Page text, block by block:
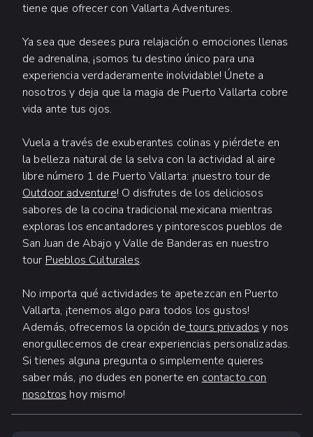
tiene que ofrecer con Vallarta Adventures.
Ya sea que desees pura relajación o emociones llenas
de adrenalina, ¡somos tu destino único para una
experiencia verdaderamente inolvidable! Únete a
nosotros y deja que la magia de Puerto Vallarta cobre
vida ante tus ojos.
Vuela a través de exuberantes colinas y piérdete en
la belleza natural de la selva con la actividad al aire
libre número 1 de Puerto Vallarta: ¡nuestro tour de
Outdoor adventure! O disfrutes de los deliciosos
sabores de la cocina tradicional mexicana mientras
exploras los encantadores y pintorescos pueblos de
San Juan de Abajo y Valle de Banderas en nuestro
tour Pueblos Culturales.
No importa qué actividades te apetezcan en Puerto
Vallarta, ¡tenemos algo para todos los gustos!
Además, ofrecemos la opción de tours privados y nos
enorgullecemos de crear experiencias personalizadas.
Si tienes alguna pregunta o simplemente quieres
saber más, ¡no dudes en ponerte en contacto con
nosotros hoy mismo!